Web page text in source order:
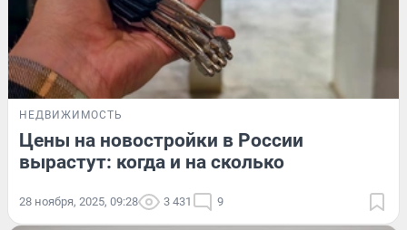
НЕДВИЖИМОСТЬ
Цены на новостройки в России
вырастут: когда и на сколько
28 ноября, 2025, 09:28 3 431 9